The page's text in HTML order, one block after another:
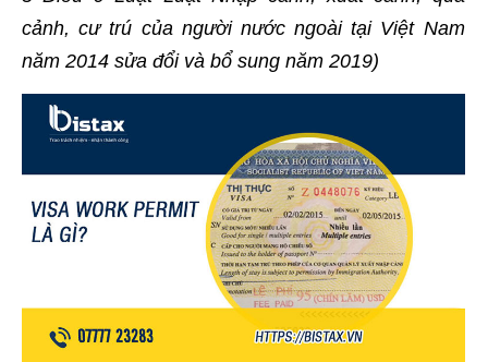
cảnh, cư trú của người nước ngoài tại Việt Nam
năm 2014 sửa đổi và bổ sung năm 2019)